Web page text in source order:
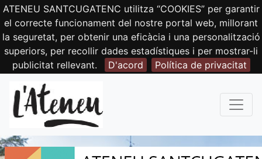
ATENEU SANTCUGATENC utilitza “COOKIES” per garantir
el correcte funcionament del nostre portal web, millorant
la seguretat, per obtenir una eficàcia i una personalització
superiors, per recollir dades estadístiques i per mostrar-li
publicitat rellevant.
D'acord Política de privacitat